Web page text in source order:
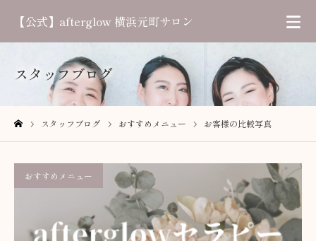
【公式】afterglow 横浜元町サロン
スタッフブログ
スタッフブログ おすすめメニュー お客様の比較写真
おすすめメニュー